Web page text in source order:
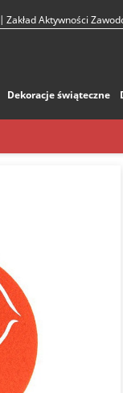
| Zakład Aktywności
Dekoracje świąteczne